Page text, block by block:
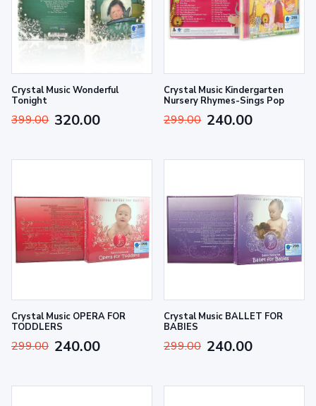
Crystal Music Wonderful
Tonight
399.00 320.00
Crystal Music Kindergarten
Nursery Rhymes-Sings Pop
299.00 240.00
Crystal Music OPERA FOR
TODDLERS
299.00 240.00
Crystal Music BALLET FOR
BABIES
299.00 240.00